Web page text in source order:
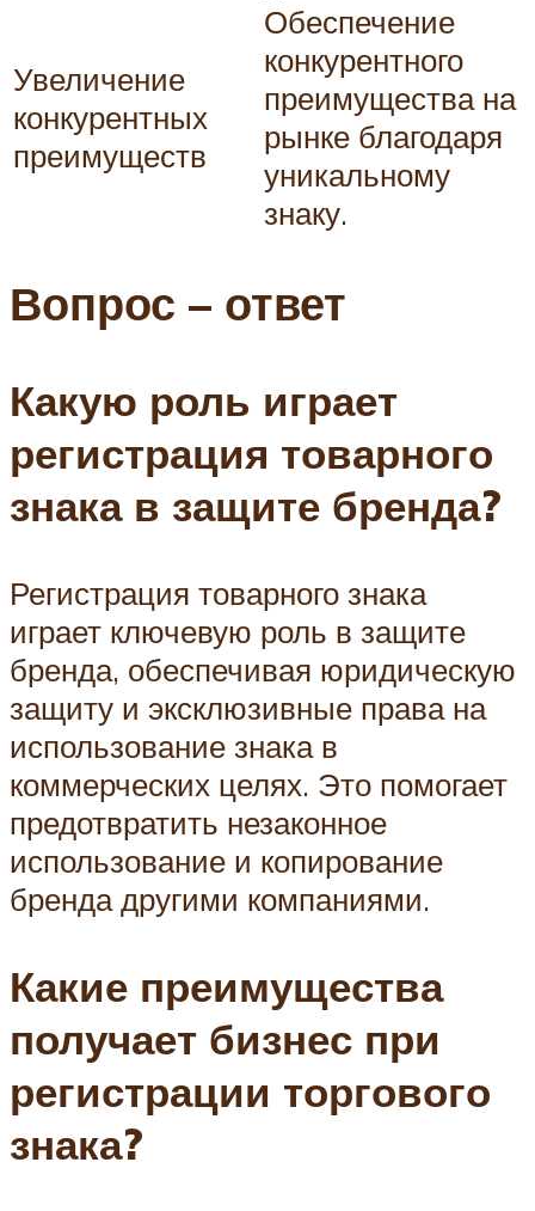
Увеличение
конкурентных
преимуществ
Обеспечение
конкурентного
преимущества на
рынке благодаря
уникальному
знаку.
Вопрос – ответ
Какую роль играет
регистрация товарного
знака в защите бренда?
Регистрация товарного знака
играет ключевую роль в защите
бренда, обеспечивая юридическую
защиту и эксклюзивные права на
использование знака в
коммерческих целях. Это помогает
предотвратить незаконное
использование и копирование
бренда другими компаниями.
Какие преимущества
получает бизнес при
регистрации торгового
знака?